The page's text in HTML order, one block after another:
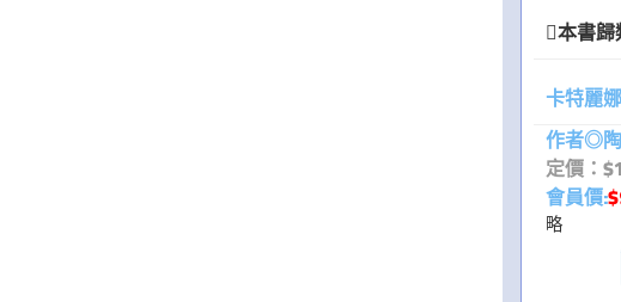
本書
卡特麗
作者◎
定價：
會員價:
略